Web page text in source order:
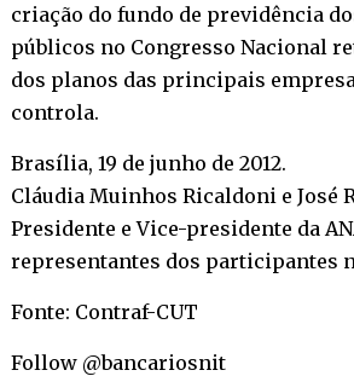
criação do fundo de previdência
públicos no Congresso Nacional
dos planos das principais
controla.
Brasília, 19 de junho de 2012.
Cláudia Muinhos Ricaldoni e José
Presidente e Vice-presidente da
representantes dos participantes
Fonte: Contraf-CUT
Follow @bancariosnit